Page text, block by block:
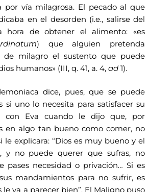
por vía milagrosa. El pecado al que
en el desorden (i.e., salirse del
hora de obtener el alimento: «es
) que alguien pretenda
de milagro el sustento que puede
humanos» (III, q. 41, a. 4, ad 1).
dice, pues, que se puede
si uno lo necesita para satisfacer su
con Eva cuando le dijo que, por
en algo tan bueno como comer, no
le explicara: “Dios es muy bueno y el
y no puede querer que sufras, no
pases necesidad o privación… Si es
mandamientos para no sufrir, es
va a parecer bien”. El Maligno puso